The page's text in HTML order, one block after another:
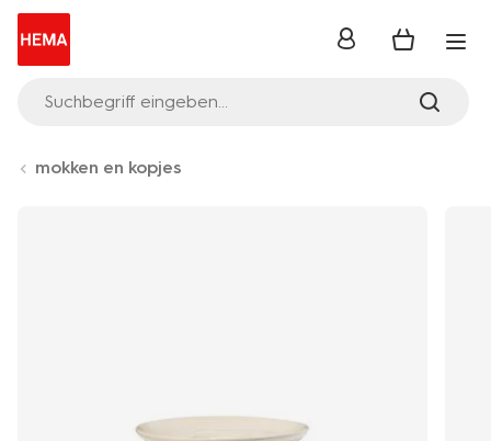
Suchbegriff eingeben...
Anmelden
mokken en kopjes